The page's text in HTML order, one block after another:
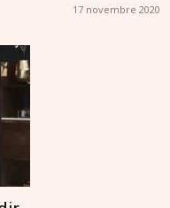
17 novembre 2020